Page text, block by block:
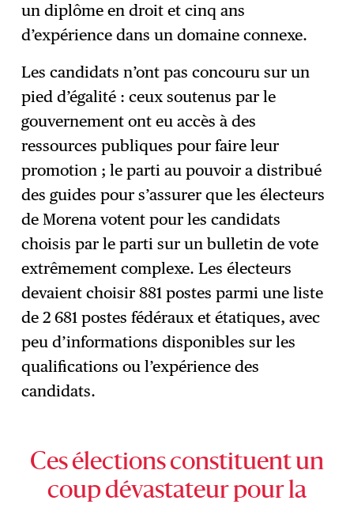
un diplôme en droit et cinq ans
d’expérience dans un domaine connexe.
Les candidats n’ont pas concouru sur un
pied d’égalité : ceux soutenus par le
gouvernement ont eu accès à des
ressources publiques pour faire leur
promotion ; le parti au pouvoir a distribué
des guides pour s’assurer que les électeurs
de Morena votent pour les candidats
choisis par le parti sur un bulletin de vote
extrêmement complexe. Les électeurs
devaient choisir 881 postes parmi une liste
de 2 681 postes fédéraux et étatiques, avec
peu d’informations disponibles sur les
qualifications ou l’expérience des
candidats.
Ces élections constituent un
coup dévastateur pour la